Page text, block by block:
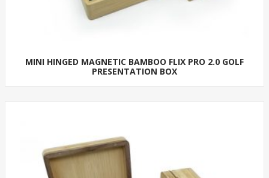
MINI HINGED MAGNETIC BAMBOO FLIX PRO 2.0 GOLF
PRESENTATION BOX